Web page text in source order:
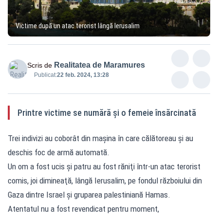
Victime după un atac terorist lângă Ierusalim
Scris de Realitatea de Maramures
Publicat:22 feb. 2024, 13:28
Printre victime se numără şi o femeie însărcinată
Trei indivizi au coborât din maşina în care călătoreau şi au
deschis foc de armă automată.
Un om a fost ucis şi patru au fost răniţi într-un atac terorist
comis, joi dimineaţă, lângă Ierusalim, pe fondul războiului din
Gaza dintre Israel şi gruparea palestiniană Hamas.
Atentatul nu a fost revendicat pentru moment,